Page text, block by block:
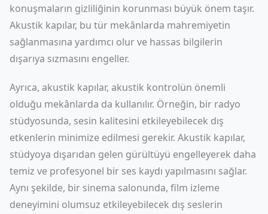
konuşmaların gizliliğinin korunması büyük önem taşır.
Akustik kapılar, bu tür mekânlarda mahremiyetin
sağlanmasına yardımcı olur ve hassas bilgilerin
dışarıya sızmasını engeller.
Ayrıca, akustik kapılar, akustik kontrolün önemli
olduğu mekânlarda da kullanılır. Örneğin, bir radyo
stüdyosunda, sesin kalitesini etkileyebilecek dış
etkenlerin minimize edilmesi gerekir. Akustik kapılar,
stüdyoya dışarıdan gelen gürültüyü engelleyerek daha
temiz ve profesyonel bir ses kaydı yapılmasını sağlar.
Aynı şekilde, bir sinema salonunda, film izleme
deneyimini olumsuz etkileyebilecek dış seslerin